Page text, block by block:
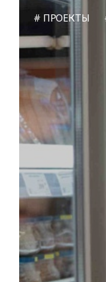
ПРОЕКТЫ